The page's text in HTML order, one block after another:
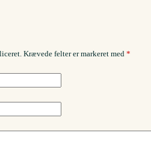
Krævede felter er markeret med *